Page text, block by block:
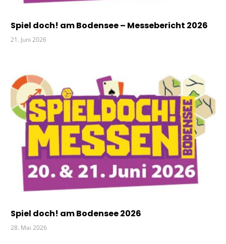
Spiel doch! am Bodensee – Messebericht 2026
21. Juni 2026
Spiel doch! am Bodensee 2026
28. Mai 2026